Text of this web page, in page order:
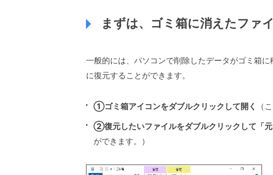
まずは、ゴミ箱に消えたファ
一般的には、パソコンで削除したデータがゴミ箱
に復元することができます。
①ゴミ箱アイコンをダブルクリックして開く
（
②復元したいファイルをダブルクリックして「元
ができます。）